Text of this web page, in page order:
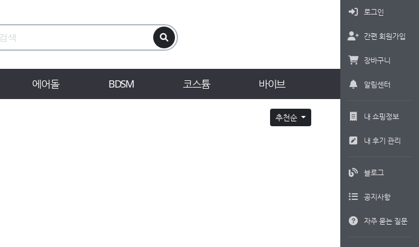
에어돌 BDSM 코스튬 바이브
로그인
간편 회원가입
장바구니
알림센터
내 쇼핑정보
내 후기 관리
블로그
공지사항
자주 묻는 질문
추천순